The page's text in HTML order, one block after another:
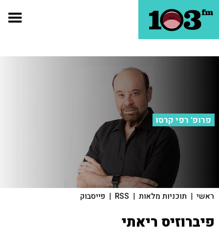
פרופ' רפי קרסו
ראשי | תוכניות מלאות |
RSS
| פייסבוק
פיברוזיס ריאתי